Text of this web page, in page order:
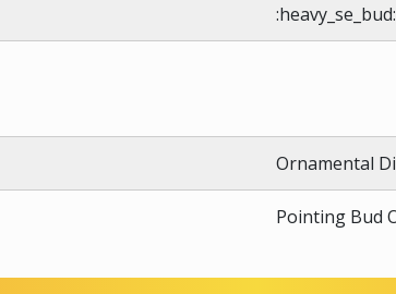
:heavy_se_bud:
Ornamental
Pointing Bud